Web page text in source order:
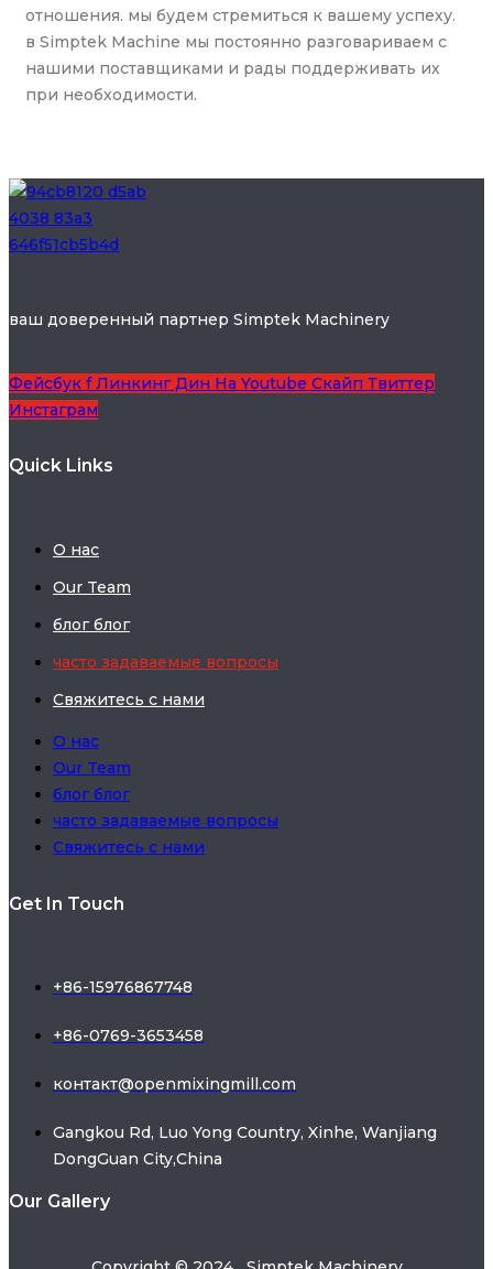
отношения. мы будем стремиться к вашему успеху.
в Simptek Machine мы постоянно разговариваем с
нашими поставщиками и рады поддерживать их
при необходимости.
ваш доверенный партнер Simptek Machinery
Фейсбук f Линкинг Дин На Youtube Скайп Твиттер
Инстаграм
Quick Links
О нас
Our Team
блог блог
часто задаваемые вопросы
Свяжитесь с нами
О нас
Our Team
блог блог
часто задаваемые вопросы
Свяжитесь с нами
Get In Touch
+86-15976867748
+86-0769-3653458
контакт@openmixingmill.com
Gangkou Rd, Luo Yong Country, Xinhe, Wanjiang
DongGuan City,China
Our Gallery